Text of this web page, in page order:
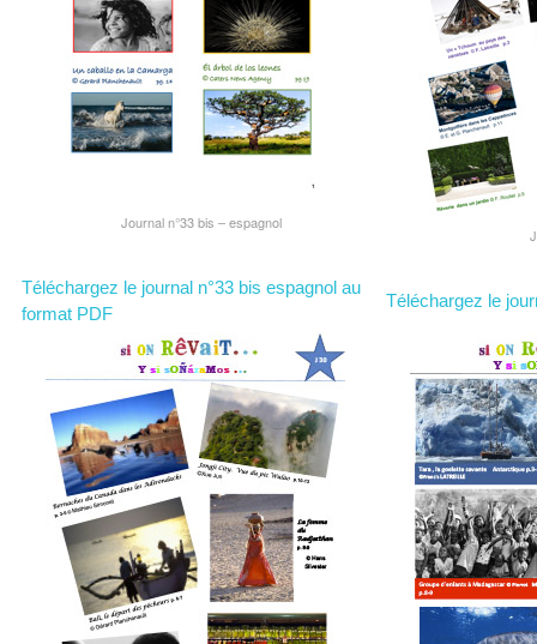
Journal n°33 bis – espagnol
Téléchargez le journal n°33 bis espagnol au
format PDF
Téléchargez le